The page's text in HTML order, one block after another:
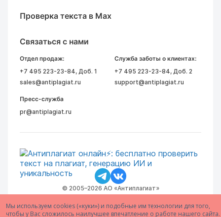
Мы используем cookies («куки») и подобные им технологии для того,
чтобы у Вас сложилось наилучшее впечатление о работе нашего сайта.
Проверка текста в Max
Связаться с нами
Отдел продаж:
+7 495 223-23-84, Доб. 1
sales@antiplagiat.ru
Служба заботы о клиентах:
+7 495 223-23-84, Доб. 2
support@antiplagiat.ru
Пресс-служба
pr@antiplagiat.ru
© 2005–2026 АО «Антиплагиат»